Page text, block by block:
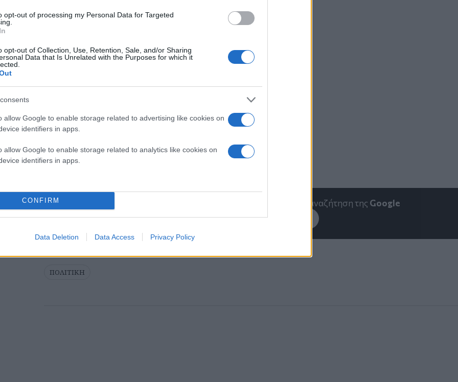
opt-out of processing my Personal Data for Targeted
opt-out of Collection, Use, Retention, Sale, and/or Sharing
Data that Is Unrelated with the Purposes for which it
allow Google to enable storage related to advertising like cookies on
identifiers in apps.
allow Google to enable storage related to analytics like cookies on
identifiers in apps.
CONFIRM
Data Deletion Data Access Privacy Policy
ΑΠΕ -ΜΠΕ
στην αναζήτηση της Google
Πρόσθεσέ το στην
ΠΟΛΙΤΙΚΗ